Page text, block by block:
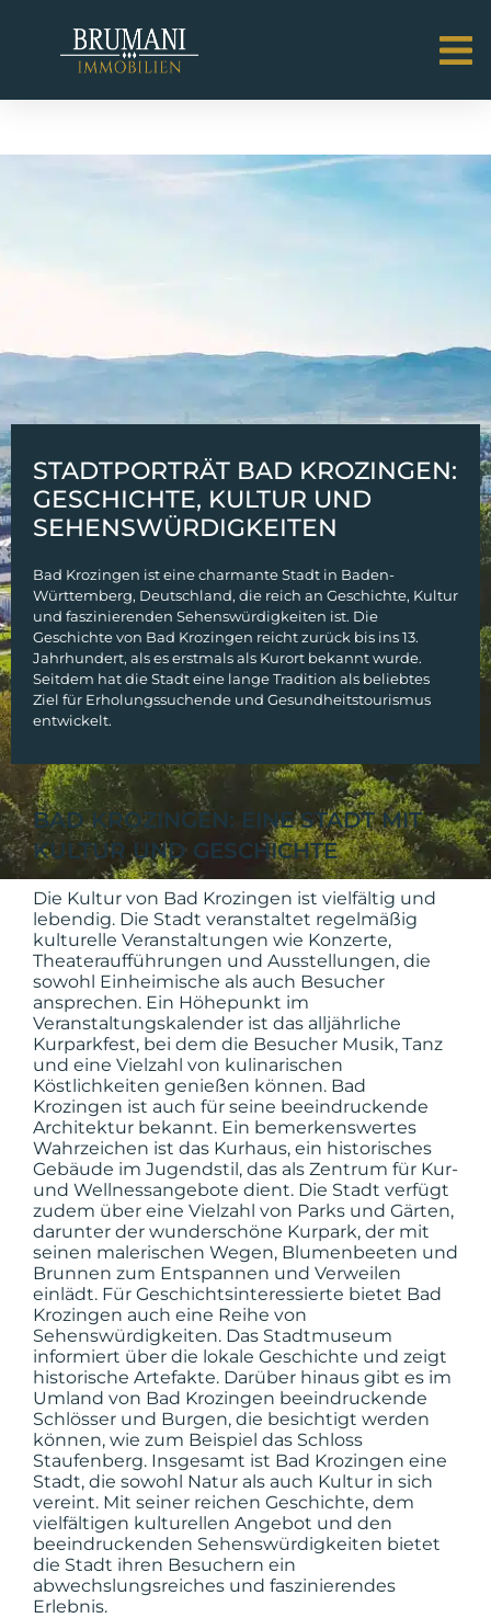
STADTPORTRÄT BAD KROZINGEN:
GESCHICHTE, KULTUR UND
SEHENSWÜRDIGKEITEN
Bad Krozingen ist eine charmante Stadt in Baden-
Württemberg, Deutschland, die reich an Geschichte, Kultur
und faszinierenden Sehenswürdigkeiten ist. Die
Geschichte von Bad Krozingen reicht zurück bis ins 13.
Jahrhundert, als es erstmals als Kurort bekannt wurde.
Seitdem hat die Stadt eine lange Tradition als beliebtes
Ziel für Erholungssuchende und Gesundheitstourismus
entwickelt.
BAD KROZINGEN: EINE STADT MIT
KULTUR UND GESCHICHTE
Die Kultur von Bad Krozingen ist vielfältig und
lebendig. Die Stadt veranstaltet regelmäßig
kulturelle Veranstaltungen wie Konzerte,
Theateraufführungen und Ausstellungen, die
sowohl Einheimische als auch Besucher
ansprechen. Ein Höhepunkt im
Veranstaltungskalender ist das alljährliche
Kurparkfest, bei dem die Besucher Musik, Tanz
und eine Vielzahl von kulinarischen
Köstlichkeiten genießen können. Bad
Krozingen ist auch für seine beeindruckende
Architektur bekannt. Ein bemerkenswertes
Wahrzeichen ist das Kurhaus, ein historisches
Gebäude im Jugendstil, das als Zentrum für Kur-
und Wellnessangebote dient. Die Stadt verfügt
zudem über eine Vielzahl von Parks und Gärten,
darunter der wunderschöne Kurpark, der mit
seinen malerischen Wegen, Blumenbeeten und
Brunnen zum Entspannen und Verweilen
einlädt. Für Geschichtsinteressierte bietet Bad
Krozingen auch eine Reihe von
Sehenswürdigkeiten. Das Stadtmuseum
informiert über die lokale Geschichte und zeigt
historische Artefakte. Darüber hinaus gibt es im
Umland von Bad Krozingen beeindruckende
Schlösser und Burgen, die besichtigt werden
können, wie zum Beispiel das Schloss
Staufenberg. Insgesamt ist Bad Krozingen eine
Stadt, die sowohl Natur als auch Kultur in sich
vereint. Mit seiner reichen Geschichte, dem
vielfältigen kulturellen Angebot und den
beeindruckenden Sehenswürdigkeiten bietet
die Stadt ihren Besuchern ein
abwechslungsreiches und faszinierendes
Erlebnis.